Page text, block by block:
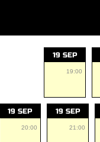
19 SEP
19:00
19 SEP
20:00
19 SEP
21:00